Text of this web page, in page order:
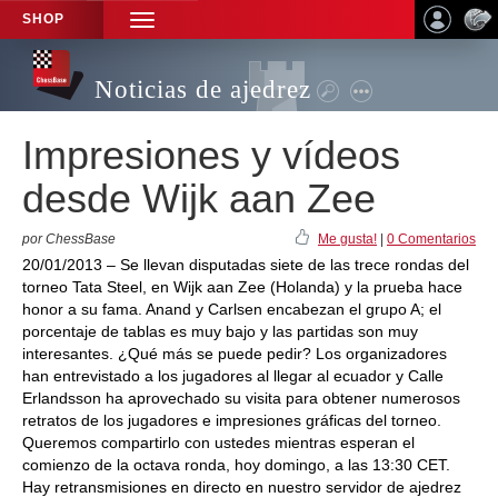
SHOP
TOGGLE
NAVIGATION
Noticias de ajedrez
Impresiones y vídeos
desde Wijk aan Zee
por ChessBase Me gusta! 0 Comentarios
20/01/2013 – Se llevan disputadas siete de las trece rondas del
torneo Tata Steel, en Wijk aan Zee (Holanda) y la prueba hace
honor a su fama. Anand y Carlsen encabezan el grupo A; el
porcentaje de tablas es muy bajo y las partidas son muy
interesantes. ¿Qué más se puede pedir? Los organizadores
han entrevistado a los jugadores al llegar al ecuador y Calle
Erlandsson ha aprovechado su visita para obtener numerosos
retratos de los jugadores e impresiones gráficas del torneo.
Queremos compartirlo con ustedes mientras esperan el
comienzo de la octava ronda, hoy domingo, a las 13:30 CET.
Hay retransmisiones en directo en nuestro servidor de ajedrez